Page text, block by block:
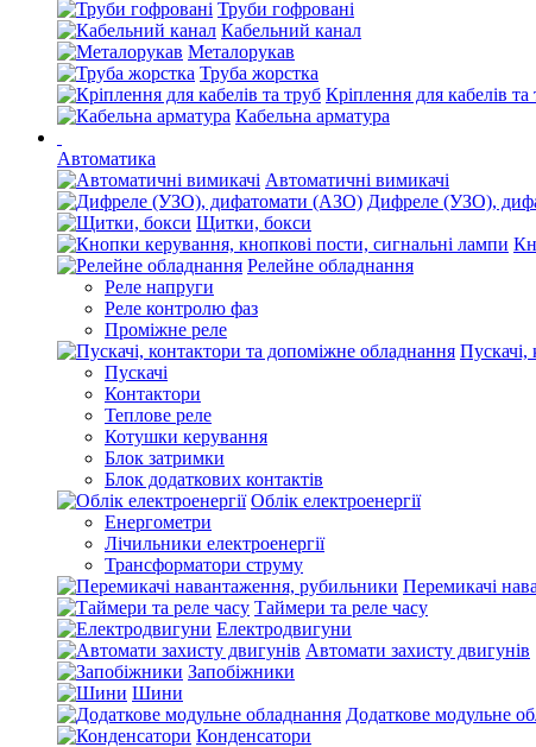
Труби гофровані
Кабельний канал
Металорукав
Труба жорстка
Кріплення для кабелів та
Кабельна арматура
Автоматика
Автоматичні вимикачі
Дифреле (УЗО),
Щитки, бокси
Релейне обладнання
Реле напруги
Реле контролю фаз
Проміжне реле
Пускачі,
Пускачі
Контактори
Теплове реле
Котушки керування
Блок затримки
Блок додаткових контактів
Облік електроенергії
Енергометри
Лічильники електроенергії
Трансформатори струму
Перемикачі
Таймери та реле часу
Електродвигуни
Автомати захисту двигунів
Запобіжники
Шини
Додаткове модульне
Конденсатори